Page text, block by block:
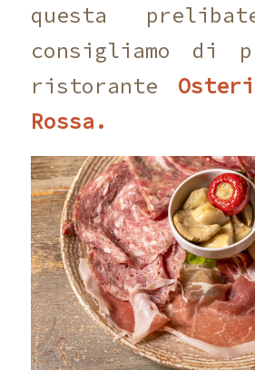
questa
consigliamo di
ristorante
Rossa.